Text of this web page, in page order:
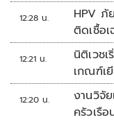
12:28 น.
HPV ภั
ติดเชื้อ
12:21 น.
นิติเวช
เกณฑ์เ
12:20 น.
งานวิจั
ครัวเรื